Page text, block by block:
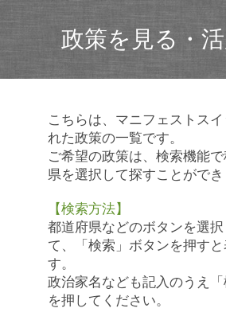
政策を見る・
こちらは、マニフェストス
れた政策の一覧です。
ご希望の政策は、検索機能
県を選択して探すことができ
【検索方法】
都道府県などのボタンを選
て、「検索」ボタンを押すと
す。
政治家名なども記入のうえ
を押してください。